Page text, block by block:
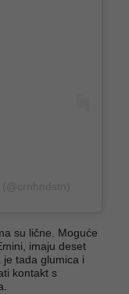
su lične. Moguće
imaju deset
tada glumica i
kontakt s